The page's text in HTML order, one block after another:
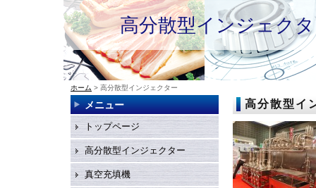
高分散型インジェク
ホーム > 高分散型インジェクター
高分散型イ
メニュー
トップページ
高分散型インジェクター
真空充填機